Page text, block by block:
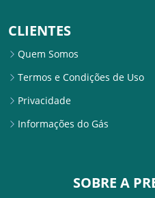
CLIENTES
Quem Somos
Termos e Condições de Uso
Privacidade
Informações do Gás
SOBRE A